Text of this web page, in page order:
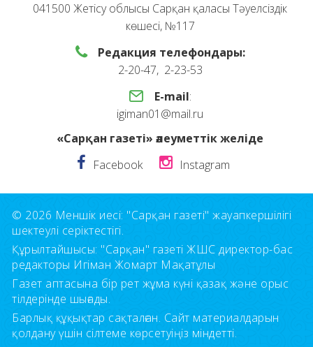
041500 Жетісу облысы Сарқан қаласы Тәуелсіздік
көшесі, №117
Редакция телефондары:
2-20-47, 2-23-53
E-mail:
igiman01@mail.ru
«Сарқан газеті» әлеуметтік желіде
Facebook
Instagram
© 2026 Меншік иесі: "Сарқан газеті" жауапкершілігі
шектеулі серіктестігі.
Құрылтайшысы: "Сарқан" газеті ЖШС директор-бас
редакторы Игіман Жомарт Мақатұлы
Газет аптасына бір рет жұма күні қазақ және орыс
тілдерінде шығады.
Барлық құқықтар сақталған. Сайт материалдарын
қолдану үшін сілтеме көрсетуіңіз міндетті.